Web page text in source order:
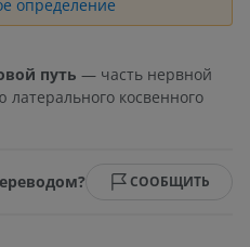
определение
путь — часть нервной
косвенного
СООБЩИТЬ